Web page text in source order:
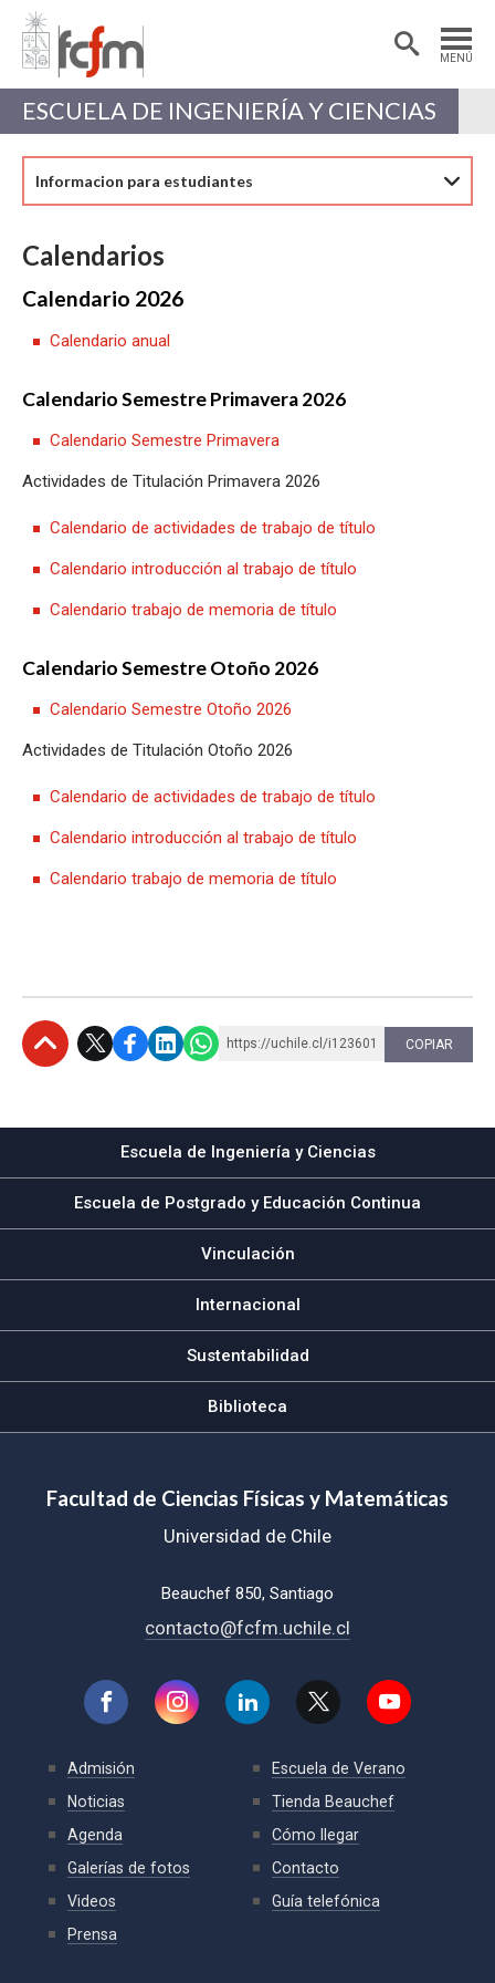
MENÚ
Estudiantes
Académicas/os
ESCUELA DE INGENIERÍA Y CIENCIAS
Informacion para estudiantes
Calendarios
Calendario 2026
Calendario anual
Calendario Semestre Primavera 2026
Calendario Semestre Primavera
Actividades de Titulación Primavera 2026
Calendario de actividades de trabajo de título
Calendario introducción al trabajo de título
Calendario trabajo de memoria de título
Calendario Semestre Otoño 2026
Calendario Semestre Otoño 2026
Actividades de Titulación Otoño 2026
Calendario de actividades de trabajo de título
Calendario introducción al trabajo de título
Calendario trabajo de memoria de título
https://uchile.cl/i123601 COPIAR
Escuela de Ingeniería y Ciencias
Escuela de Postgrado y Educación Continua
Vinculación
Internacional
Sustentabilidad
Biblioteca
Facultad de Ciencias Físicas y Matemáticas
Universidad de Chile
Beauchef 850, Santiago
contacto@fcfm.uchile.cl
Admisión
Noticias
Agenda
Galerías de fotos
Videos
Prensa
Escuela de Verano
Tienda Beauchef
Cómo llegar
Contacto
Guía telefónica